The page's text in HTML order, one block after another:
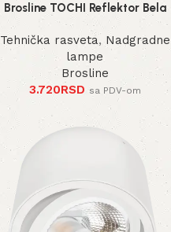
Brosline TOCHI Reflektor Bela
Tehnička rasveta, Nadgradne
lampe
Brosline
3.720RSD sa PDV-om